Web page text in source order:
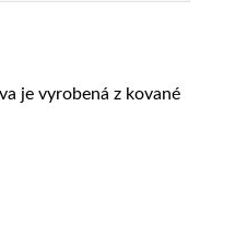
je vyrobená z kované